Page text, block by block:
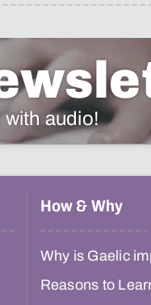
with audio!
How & Why
Why is Gaelic
Reasons to